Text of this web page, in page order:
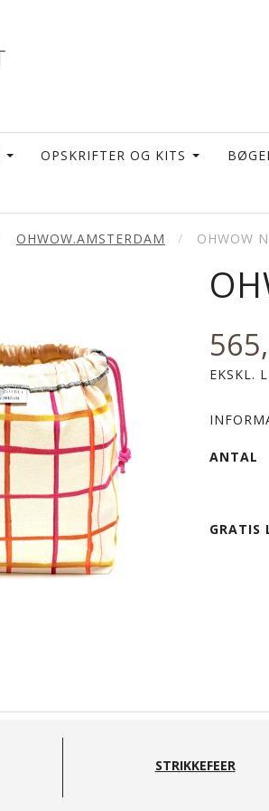
OPSKRIFTER OG KITS
OHWOW.AMSTERDAM OHWOW
EKSKL.
ANTAL
GRATIS
STRIKKEFEER